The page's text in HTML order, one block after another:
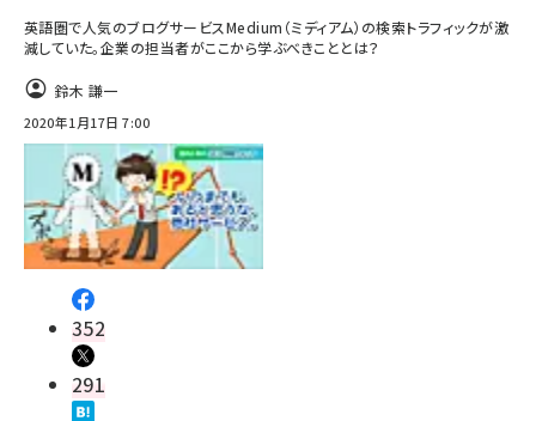
英語圏で人気のブログサービスMedium（ミディアム）の検索トラフィックが激
減していた。企業の担当者がここから学ぶべきこととは？
鈴木 謙一
2020年1月17日 7:00
352
291